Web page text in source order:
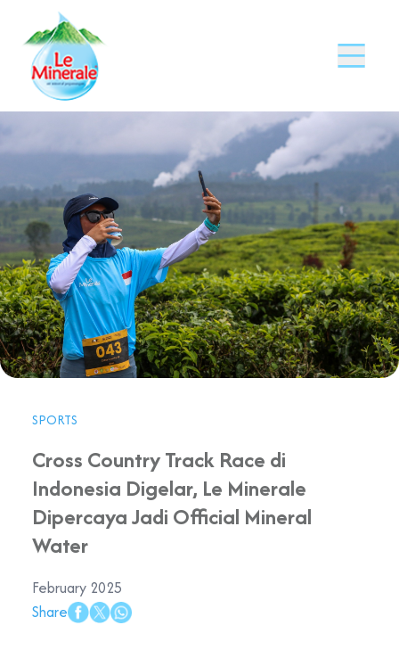
SPORTS
Cross Country Track Race di
Indonesia Digelar, Le Minerale
Dipercaya Jadi Official Mineral
Water
February 2025
Share